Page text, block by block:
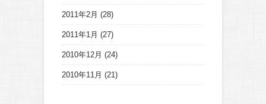
2011年2月 (28)
2011年1月 (27)
2010年12月 (24)
2010年11月 (21)